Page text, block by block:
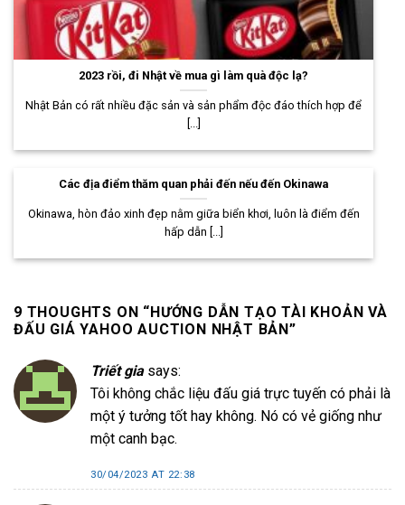
2023 rồi, đi Nhật về mua gì làm quà độc lạ?
Nhật Bản có rất nhiều đặc sản và sản phẩm độc đáo thích hợp để
[...]
Các địa điểm thăm quan phải đến nếu đến Okinawa
Okinawa, hòn đảo xinh đẹp nằm giữa biển khơi, luôn là điểm đến
hấp dẫn [...]
9 THOUGHTS ON “HƯỚNG DẪN TẠO TÀI KHOẢN VÀ
ĐẤU GIÁ YAHOO AUCTION NHẬT BẢN”
Triết gia says:
Tôi không chắc liệu đấu giá trực tuyến có phải là
một ý tưởng tốt hay không. Nó có vẻ giống như
một canh bạc.
30/04/2023 AT 22:38